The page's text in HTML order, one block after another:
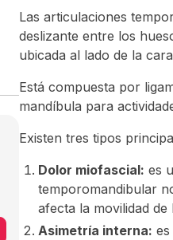
Las articulaciones
deslizante entre los
ubicada al lado de la
Está compuesta por
mandíbula para
Existen tres tipos
Dolor miofascial: es
temporomandibular
afecta la movilidad de
Asimetría interna: